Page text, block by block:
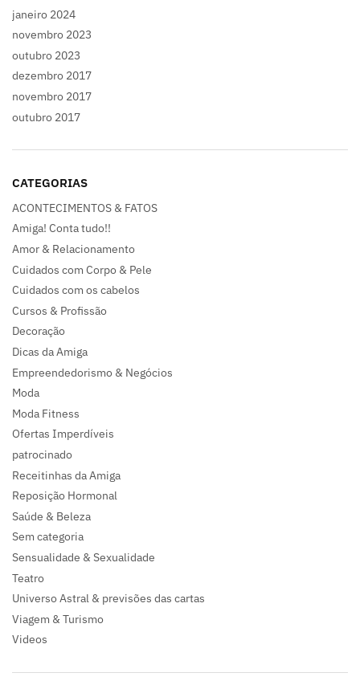
janeiro 2024
novembro 2023
outubro 2023
dezembro 2017
novembro 2017
outubro 2017
CATEGORIAS
ACONTECIMENTOS & FATOS
Amiga! Conta tudo!!
Amor & Relacionamento
Cuidados com Corpo & Pele
Cuidados com os cabelos
Cursos & Profissão
Decoração
Dicas da Amiga
Empreendedorismo & Negócios
Moda
Moda Fitness
Ofertas Imperdíveis
patrocinado
Receitinhas da Amiga
Reposição Hormonal
Saúde & Beleza
Sem categoria
Sensualidade & Sexualidade
Teatro
Universo Astral & previsões das cartas
Viagem & Turismo
Videos